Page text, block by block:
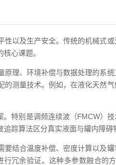
以及生产安全。传统的机械式
心课题。
理、环境补偿与数据处理的系
测量技术。例如，在液化天然
特别是调频连续波（FMCW）
踪算法区分真实液面与罐内障碍
结合温度补偿、密度计算以及
冗余验证。这种多参数融合的